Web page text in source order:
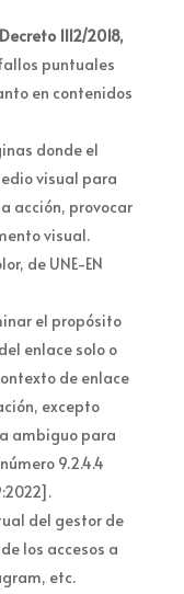
1112/2018,
puntuales
en contenidos
donde el
visual para
acción, provocar
visual.
de UNE-EN
el propósito
enlace solo o
de enlace
excepto
ambiguo para
9.2.4.4
del gestor de
los accesos a
etc.